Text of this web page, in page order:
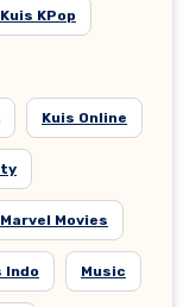
Kuis KPop
Kuis Online
Marvel Movies
Indo Music